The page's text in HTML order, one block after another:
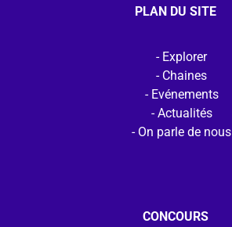
PLAN DU SITE
Explorer
Chaines
Evénements
Actualités
On parle de nous
CONCOURS